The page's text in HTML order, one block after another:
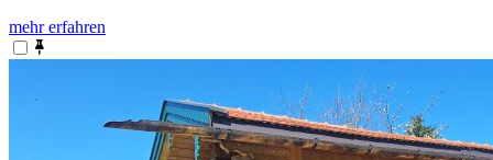
mehr erfahren